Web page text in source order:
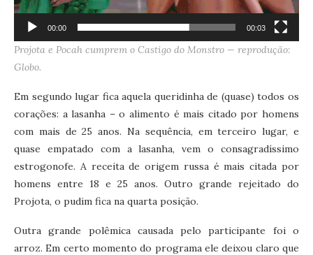
00:00 00:03
Projota e Pocah cumprem o Castigo do Monstro — reprodução:
Globo.
Em segundo lugar fica aquela queridinha de (quase) todos os
corações: a lasanha – o alimento é mais citado por homens
com mais de 25 anos. Na sequência, em terceiro lugar, e
quase empatado com a lasanha, vem o consagradíssimo
estrogonofe. A receita de origem russa é mais citada por
homens entre 18 e 25 anos. Outro grande rejeitado do
Projota, o pudim fica na quarta posição.
Outra grande polêmica causada pelo participante foi o
arroz. Em certo momento do programa ele deixou claro que